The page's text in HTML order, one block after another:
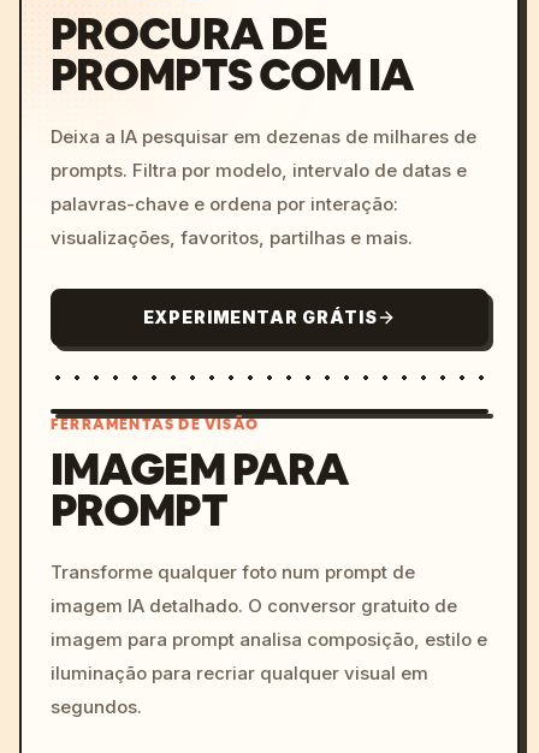
PROCURA DE
PROMPTS COM IA
Deixa a IA pesquisar em dezenas de milhares de
prompts. Filtra por modelo, intervalo de datas e
palavras-chave e ordena por interação:
visualizações, favoritos, partilhas e mais.
EXPERIMENTAR GRÁTIS
colors, 8k --v 6.0
FERRAMENTAS DE VISÃO
IMAGEM PARA
PROMPT
Transforme qualquer foto num prompt de
imagem IA detalhado. O conversor gratuito de
imagem para prompt analisa composição, estilo e
iluminação para recriar qualquer visual em
segundos.